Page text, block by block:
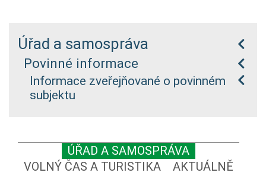
Úřad a samospráva
Povinné informace
Informace zveřejňované o povinném
subjektu
ÚŘAD A SAMOSPRÁVA
VOLNÝ ČAS A TURISTIKA
AKTUÁLNĚ